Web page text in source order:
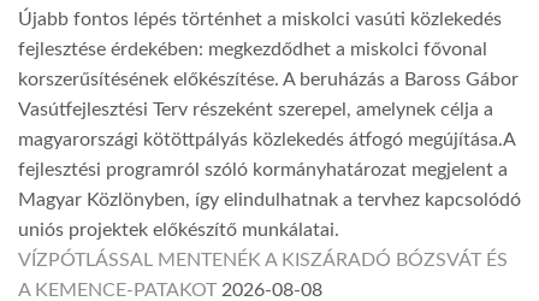
Újabb fontos lépés történhet a miskolci vasúti közlekedés
fejlesztése érdekében: megkezdődhet a miskolci fővonal
korszerűsítésének előkészítése. A beruházás a Baross Gábor
Vasútfejlesztési Terv részeként szerepel, amelynek célja a
magyarországi kötöttpályás közlekedés átfogó megújítása.A
fejlesztési programról szóló kormányhatározat megjelent a
Magyar Közlönyben, így elindulhatnak a tervhez kapcsolódó
uniós projektek előkészítő munkálatai.
VÍZPÓTLÁSSAL MENTENÉK A KISZÁRADÓ BÓZSVÁT ÉS
A KEMENCE-PATAKOT 2026-08-08